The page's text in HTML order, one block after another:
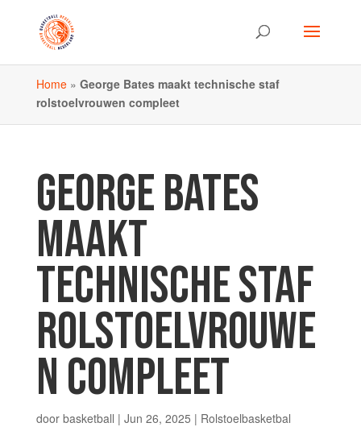
Home» George Bates maakt technische staf
rolstoelvrouwen compleet
GEORGE BATES
MAAKT
TECHNISCHE STAF
ROLSTOELVROUWE
N COMPLEET
door basketball | Jun 26, 2025 | Rolstoelbasketbal